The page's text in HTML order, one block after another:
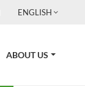
ENGLISH
ABOUT US